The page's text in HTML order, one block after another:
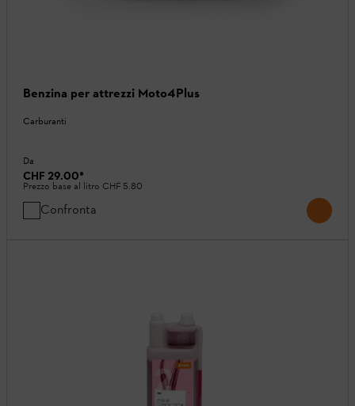
Benzina per attrezzi Moto4Plus
Carburanti
Da
CHF 29.00*
Prezzo base al litro CHF 5.80
Confronta